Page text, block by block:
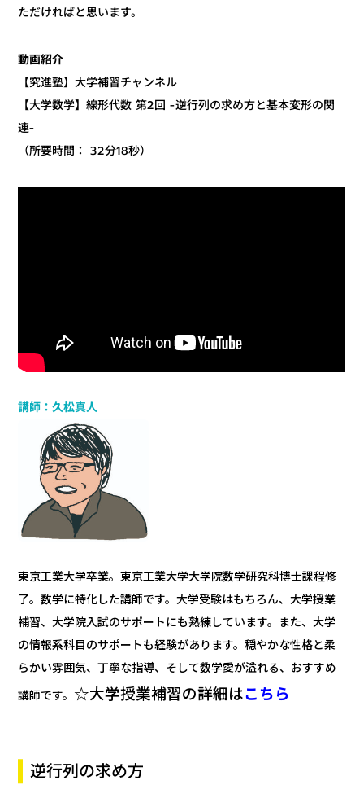
ただければと思います。
動画紹介
【究進塾】大学補習チャンネル
【大学数学】線形代数 第2回 -逆行列の求め方と基本変形の関
連-
（所要時間： 32分18秒）
講師：久松真人
東京工業大学卒業。東京工業大学大学院数学研究科博士課程修
了。数学に特化した講師です。大学受験はもちろん、大学授業
補習、大学院入試のサポートにも熟練しています。また、大学
の情報系科目のサポートも経験があります。穏やかな性格と柔
らかい雰囲気、丁寧な指導、そして数学愛が溢れる、おすすめ
講師です。 ☆大学授業補習の詳細はこちら
逆行列の求め方